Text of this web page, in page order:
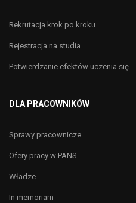
Rekrutacja krok po kroku
Rejestracja na studia
Potwierdzanie efektów uczenia się
DLA PRACOWNIKÓW
Sprawy pracownicze
Ofery pracy w PANS
Władze
In memoriam